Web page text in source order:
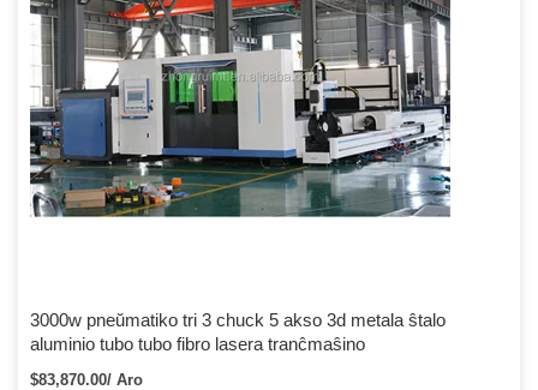
3000w pneŭmatiko tri 3 chuck 5 akso 3d metala ŝtalo
aluminio tubo tubo fibro lasera tranĉmaŝino
$83,870.00/ Aro